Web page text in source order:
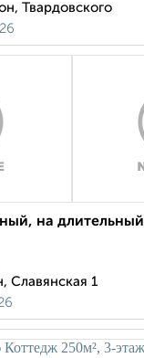
Твардовского
на длительный
Славянская 1